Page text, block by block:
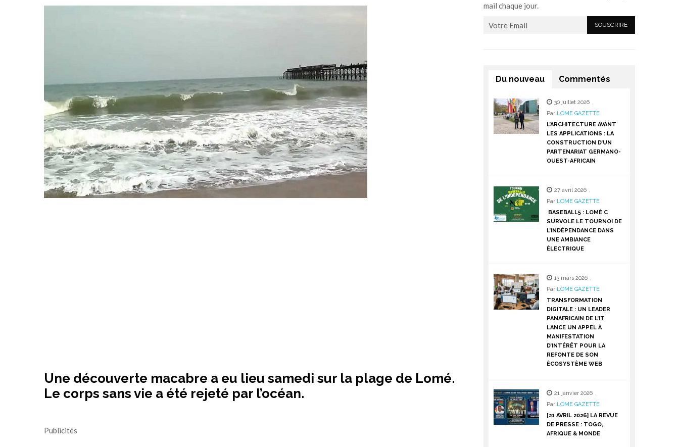
Une découverte macabre a eu lieu samedi sur la plage de Lomé.
Le corps sans vie a été rejeté par l’océan.
Publicités
mail chaque jour.
Du nouveau Commentés
30 juillet 2026 ,
Par LOME GAZETTE
L’ARCHITECTURE AVANT
LES APPLICATIONS : LA
CONSTRUCTION D’UN
PARTENARIAT GERMANO-
OUEST-AFRICAIN
27 avril 2026 ,
Par LOME GAZETTE
BASEBALL5 : LOMÉ C
SURVOLE LE TOURNOI DE
L’INDÉPENDANCE DANS
UNE AMBIANCE
ÉLECTRIQUE
13 mars 2026 ,
Par LOME GAZETTE
TRANSFORMATION
DIGITALE : UN LEADER
PANAFRICAIN DE L’IT
LANCE UN APPEL À
MANIFESTATION
D’INTÉRÊT POUR LA
REFONTE DE SON
ÉCOSYSTÈME WEB
21 janvier 2026 ,
Par LOME GAZETTE
[21 AVRIL 2026] LA REVUE
DE PRESSE : TOGO,
AFRIQUE & MONDE